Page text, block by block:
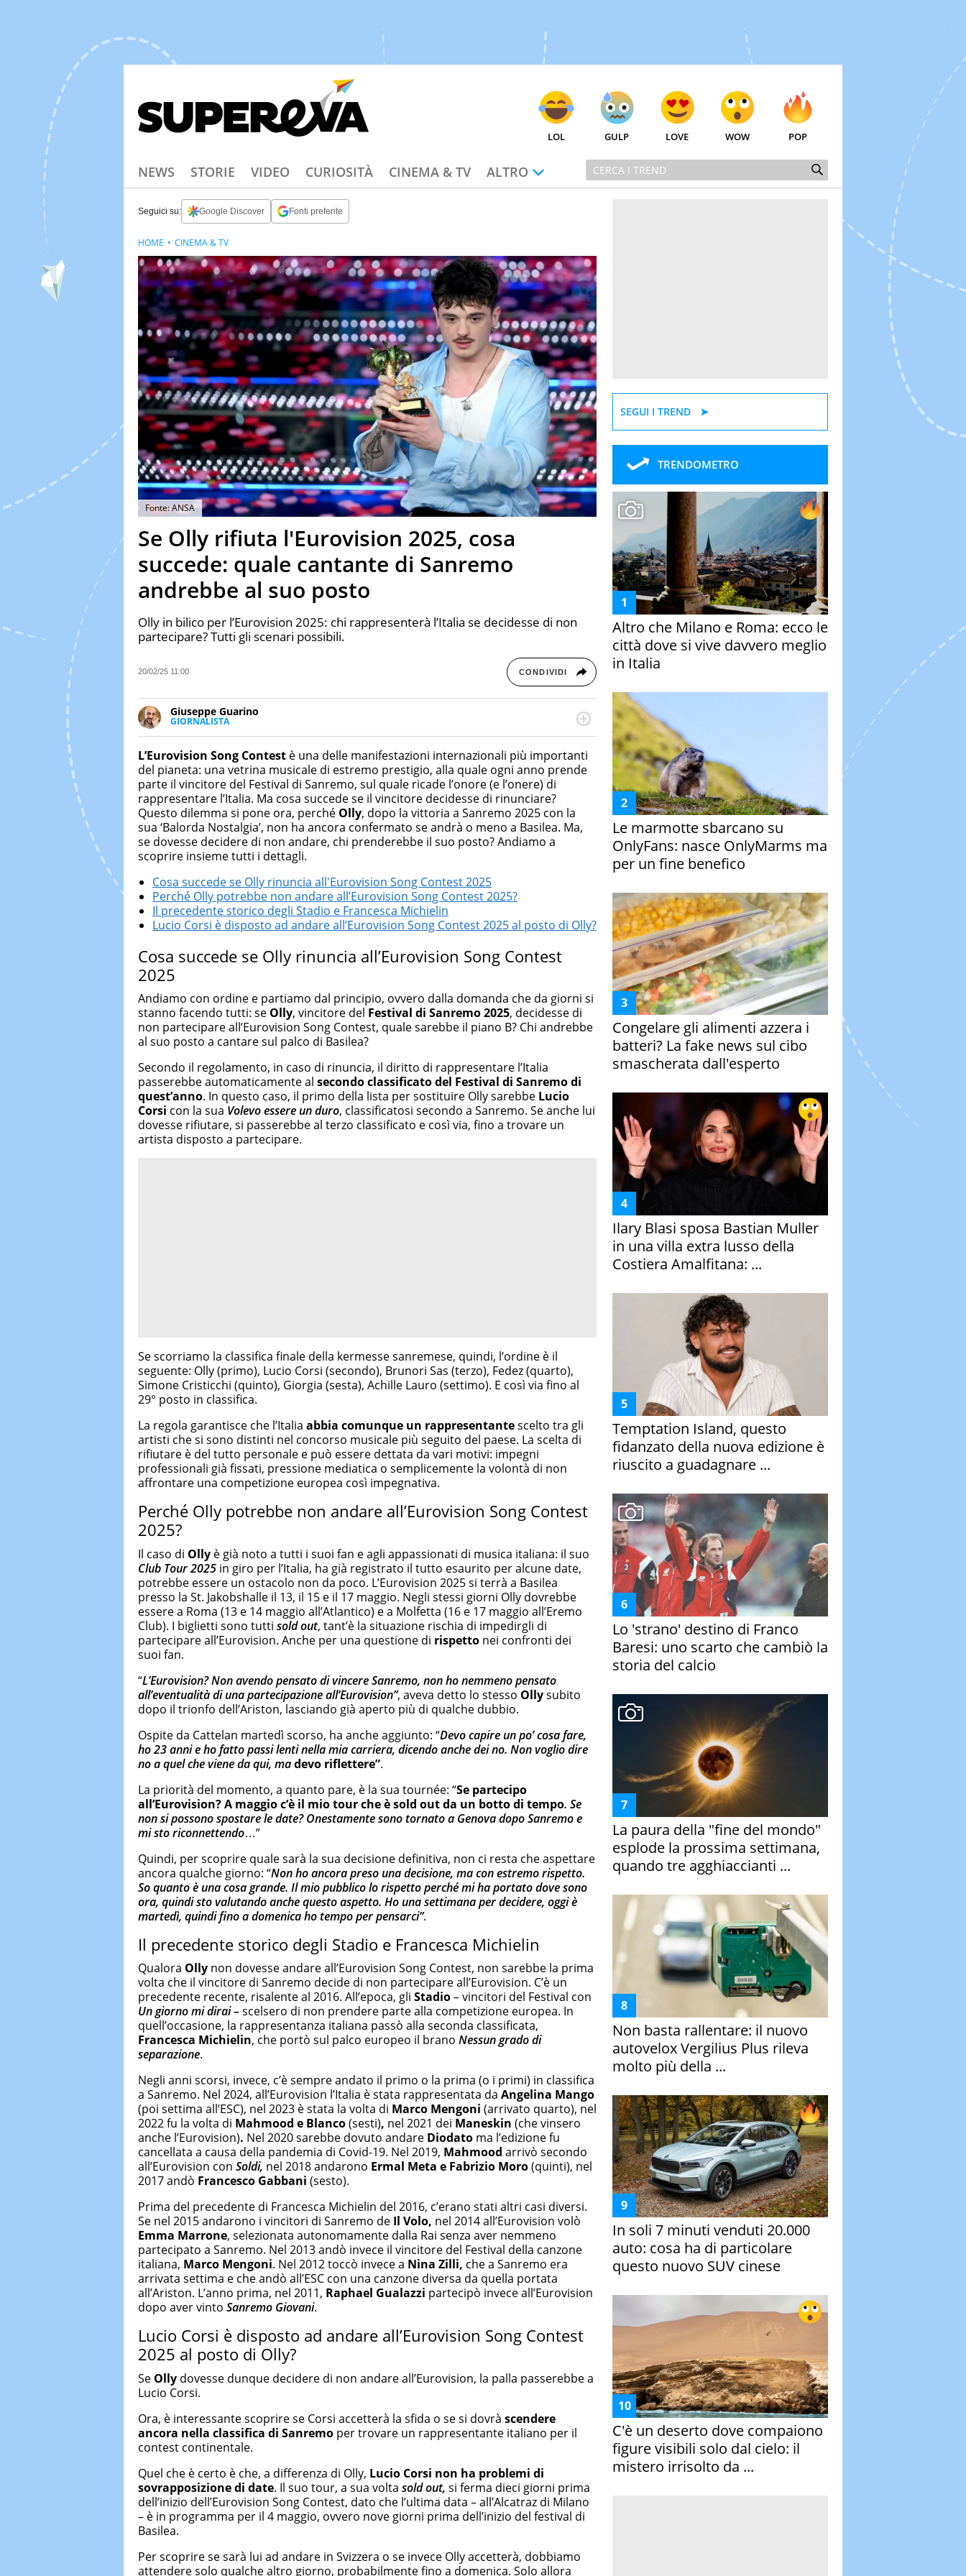
LOL GULP LOVE WOW POP
NEWS STORIE VIDEO CURIOSITÀ CINEMA & TV ALTRO
Seguici su: Google Discover Fonti preferite
Fonte: ANSA
Se Olly rifiuta l'Eurovision 2025, cosa
succede: quale cantante di Sanremo
andrebbe al suo posto
Olly in bilico per l’Eurovision 2025: chi rappresenterà l’Italia se decidesse di non
partecipare? Tutti gli scenari possibili.
20/02/25 11:00 CONDIVIDI
Giuseppe Guarino
GIORNALISTA
Ph(D) in Diritto Comparato e processi di integrazione e attivo nel campo della ricerca, in
numerose testate ed è presidente dell'Associazione Culturale "La Biblioteca del Sannio".
HOME CINEMA & TV
L’Eurovision Song Contest è una delle manifestazioni internazionali più importanti
del pianeta: una vetrina musicale di estremo prestigio, alla quale ogni anno prende
parte il vincitore del Festival di Sanremo, sul quale ricade l’onore (e l’onere) di
rappresentare l’Italia. Ma cosa succede se il vincitore decidesse di rinunciare?
Questo dilemma si pone ora, perché Olly, dopo la vittoria a Sanremo 2025 con la
sua ‘Balorda Nostalgia’, non ha ancora confermato se andrà o meno a Basilea. Ma,
se dovesse decidere di non andare, chi prenderebbe il suo posto? Andiamo a
scoprire insieme tutti i dettagli.
Cosa succede se Olly rinuncia all'Eurovision Song Contest 2025
Perché Olly potrebbe non andare all’Eurovision Song Contest 2025?
Il precedente storico degli Stadio e Francesca Michielin
Lucio Corsi è disposto ad andare all’Eurovision Song Contest 2025 al posto di Olly?
Cosa succede se Olly rinuncia all’Eurovision Song Contest
2025
Andiamo con ordine e partiamo dal principio, ovvero dalla domanda che da giorni si
stanno facendo tutti: se Olly, vincitore del Festival di Sanremo 2025, decidesse di
non partecipare all’Eurovision Song Contest, quale sarebbe il piano B? Chi andrebbe
al suo posto a cantare sul palco di Basilea?
Secondo il regolamento, in caso di rinuncia, il diritto di rappresentare l’Italia
passerebbe automaticamente al secondo classificato del Festival di Sanremo di
quest’anno. In questo caso, il primo della lista per sostituire Olly sarebbe Lucio
Corsi con la sua Volevo essere un duro, classificatosi secondo a Sanremo. Se anche lui
dovesse rifiutare, si passerebbe al terzo classificato e così via, fino a trovare un
artista disposto a partecipare.
Se scorriamo la classifica finale della kermesse sanremese, quindi, l’ordine è il
seguente: Olly (primo), Lucio Corsi (secondo), Brunori Sas (terzo), Fedez (quarto),
Simone Cristicchi (quinto), Giorgia (sesta), Achille Lauro (settimo). E così via fino al
29° posto in classifica.
La regola garantisce che l’Italia abbia comunque un rappresentantescelto tra gli
artisti che si sono distinti nel concorso musicale più seguito del paese. La scelta di
rifiutare è del tutto personale e può essere dettata da vari motivi: impegni
professionali già fissati, pressione mediatica o semplicemente la volontà di non
affrontare una competizione europea così impegnativa.
Perché Olly potrebbe non andare all’Eurovision Song Contest
2025?
Il caso di Olly è già noto a tutti i suoi fan e agli appassionati di musica italiana: il suo
Club Tour 2025 in giro per l’Italia, ha già registrato il tutto esaurito per alcune date,
potrebbe essere un ostacolo non da poco. L’Eurovision 2025 si terrà a Basilea
presso la St. Jakobshalle il 13, il 15 e il 17 maggio. Negli stessi giorni Olly dovrebbe
essere a Roma (13 e 14 maggio all’Atlantico) e a Molfetta (16 e 17 maggio all’Eremo
Club). I biglietti sono tutti sold out, tant’è la situazione rischia di impedirgli di
partecipare all’Eurovision. Anche per una questione di rispetto nei confronti dei
suoi fan.
“L’Eurovision? Non avendo pensato di vincere Sanremo, non ho nemmeno pensato
all’eventualità di una partecipazione all’Eurovision”, aveva detto lo stesso Ollysubito
dopo il trionfo dell’Ariston, lasciando già aperto più di qualche dubbio.
Ospite da Cattelan martedì scorso, ha anche aggiunto: “Devo capire un po’ cosa fare,
ho 23 anni e ho fatto passi lenti nella mia carriera, dicendo anche dei no. Non voglio dire
no a quel che viene da qui, madevo riflettere”.
La priorità del momento, a quanto pare, è la sua tournée: “Se partecipo
all’Eurovision? A maggio c’è il mio tour che è sold out da un botto di tempo. Se
non si possono spostare le date? Onestamente sono tornato a Genova dopo Sanremo e
mi sto riconnettendo…”
Quindi, per scoprire quale sarà la sua decisione definitiva, non ci resta che aspettare
ancora qualche giorno: “Non ho ancora preso una decisione, ma con estremo rispetto.
So quanto è una cosa grande. Il mio pubblico lo rispetto perché mi ha portato dove sono
ora, quindi sto valutando anche questo aspetto. Ho una settimana per decidere, oggi è
martedì, quindi fino a domenica ho tempo per pensarci”.
Il precedente storico degli Stadio e Francesca Michielin
Qualora Olly non dovesse andare all’Eurovision Song Contest, non sarebbe la prima
volta che il vincitore di Sanremo decide di non partecipare all’Eurovision. C’è un
precedente recente, risalente al 2016. All’epoca, gli Stadio– vincitori del Festival con
Un giorno mi dirai –scelsero di non prendere parte alla competizione europea. In
quell’occasione, la rappresentanza italiana passò alla seconda classificata,
Francesca Michielin, che portò sul palco europeo il brano Nessun grado di
separazione.
Negli anni scorsi, invece, c’è sempre andato il primo o la prima (o i primi) in classifica
a Sanremo. Nel 2024, all’Eurovision l’Italia è stata rappresentata da Angelina Mango
(poi settima all’ESC), nel 2023 è stata la volta di Marco Mengoni (arrivato quarto), nel
2022 fu la volta di Mahmood e Blanco(sesti), nel 2021 dei Maneskin (che vinsero
anche l’Eurovision). Nel 2020 sarebbe dovuto andare Diodato ma l’edizione fu
cancellata a causa della pandemia di Covid-19. Nel 2019, Mahmood arrivò secondo
all’Eurovision con Soldi, nel 2018 andarono Ermal Meta e Fabrizio Moro(quinti), nel
2017 andò Francesco Gabbani (sesto).
Prima del precedente di Francesca Michielin del 2016, c’erano stati altri casi diversi.
Se nel 2015 andarono i vincitori di Sanremo de Il Volo, nel 2014 all’Eurovision volò
Emma Marrone, selezionata autonomamente dalla Rai senza aver nemmeno
partecipato a Sanremo. Nel 2013 andò invece il vincitore del Festival della canzone
italiana, Marco Mengoni. Nel 2012 toccò invece a Nina Zilli, che a Sanremo era
arrivata settima e che andò all’ESC con una canzone diversa da quella portata
all’Ariston. L’anno prima, nel 2011, Raphael Gualazzi partecipò invece all’Eurovision
dopo aver vinto Sanremo Giovani.
Lucio Corsi è disposto ad andare all’Eurovision Song Contest
2025 al posto di Olly?
Se Olly dovesse dunque decidere di non andare all’Eurovision, la palla passerebbe a
Lucio Corsi.
Ora, è interessante scoprire se Corsi accetterà la sfida o se si dovrà scendere
ancora nella classifica di Sanremo per trovare un rappresentante italiano per il
contest continentale.
Quel che è certo è che, a differenza di Olly, Lucio Corsi non ha problemi di
sovrapposizione di date. Il suo tour, a sua volta sold out, si ferma dieci giorni prima
dell’inizio dell’Eurovision Song Contest, dato che l’ultima data – all’Alcatraz di Milano
– è in programma per il 4 maggio, ovvero nove giorni prima dell’inizio del festival di
Basilea.
Per scoprire se sarà lui ad andare in Svizzera o se invece Olly accetterà, dobbiamo
attendere solo qualche altro giorno, probabilmente fino a domenica. Solo allora
SEGUI I TREND
TRENDOMETRO
Altro che Milano e Roma: ecco le
città dove si vive davvero meglio
in Italia
Le marmotte sbarcano su
OnlyFans: nasce OnlyMarms ma
per un fine benefico
Congelare gli alimenti azzera i
batteri? La fake news sul cibo
smascherata dall'esperto
Ilary Blasi sposa Bastian Muller
in una villa extra lusso della
Costiera Amalfitana: ...
Temptation Island, questo
fidanzato della nuova edizione è
riuscito a guadagnare ...
Lo 'strano' destino di Franco
Baresi: uno scarto che cambiò la
storia del calcio
La paura della "fine del mondo"
esplode la prossima settimana,
quando tre agghiaccianti ...
Non basta rallentare: il nuovo
autovelox Vergilius Plus rileva
molto più della ...
In soli 7 minuti venduti 20.000
auto: cosa ha di particolare
questo nuovo SUV cinese
C'è un deserto dove compaiono
figure visibili solo dal cielo: il
mistero irrisolto da ...